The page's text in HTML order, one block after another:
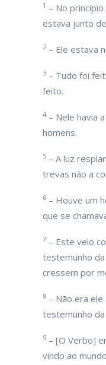
1 – No
estava junto
2– Ele estava
3 – Tudo foi
feito.
4 – Nele havia
homens.
5 – A luz
trevas não a
6 – Houve um
que se
7 – Este veio
testemunho
cressem por
8 – Não era
testemunho da
9 – [O Verbo]
vindo ao